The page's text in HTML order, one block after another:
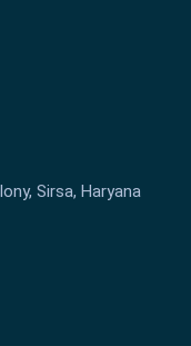
Sirsa, Haryana